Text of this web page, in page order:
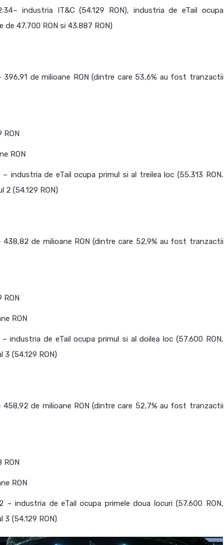
industria IT&C (54.129 RON), industria de eTail ocupa
47.700 RON si 43.887 RON)
de milioane RON (dintre care 53,6% au fost tranzactii
RON
RON
de eTail ocupa primul si al treilea loc (55.313 RON,
2 (54.129 RON)
de milioane RON (dintre care 52,9% au fost tranzactii
RON
RON
de eTail ocupa primul si al doilea loc (57.600 RON,
(54.129 RON)
de milioane RON (dintre care 52,7% au fost tranzactii
RON
RON
industria de eTail ocupa primele doua locuri (57.600 RON,
(54.129 RON)